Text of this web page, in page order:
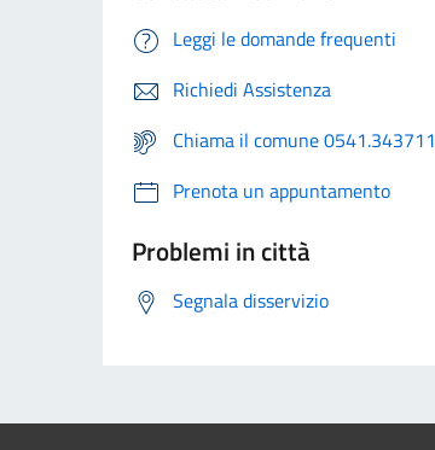
Leggi le domande frequenti
Richiedi Assistenza
Chiama il comune 0541.343711
Prenota un appuntamento
Problemi in città
Segnala disservizio